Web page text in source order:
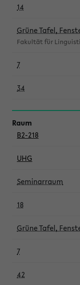
14
Grüne Tafel,
Fakultät für
7
34
B2-218
UHG
Seminarraum
18
Grüne Tafel,
7
42